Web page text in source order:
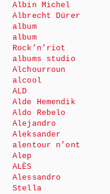
Albin Michel
Albrecht Dürer
album
album
Rock’n’riot
albums studio
Alchourroun
alcool
ALD
Alde Hemendik
Aldo Rebelo
Alejandro
Aleksander
alentour n’ont
Alep
ALÈS
Alessandro
Stella